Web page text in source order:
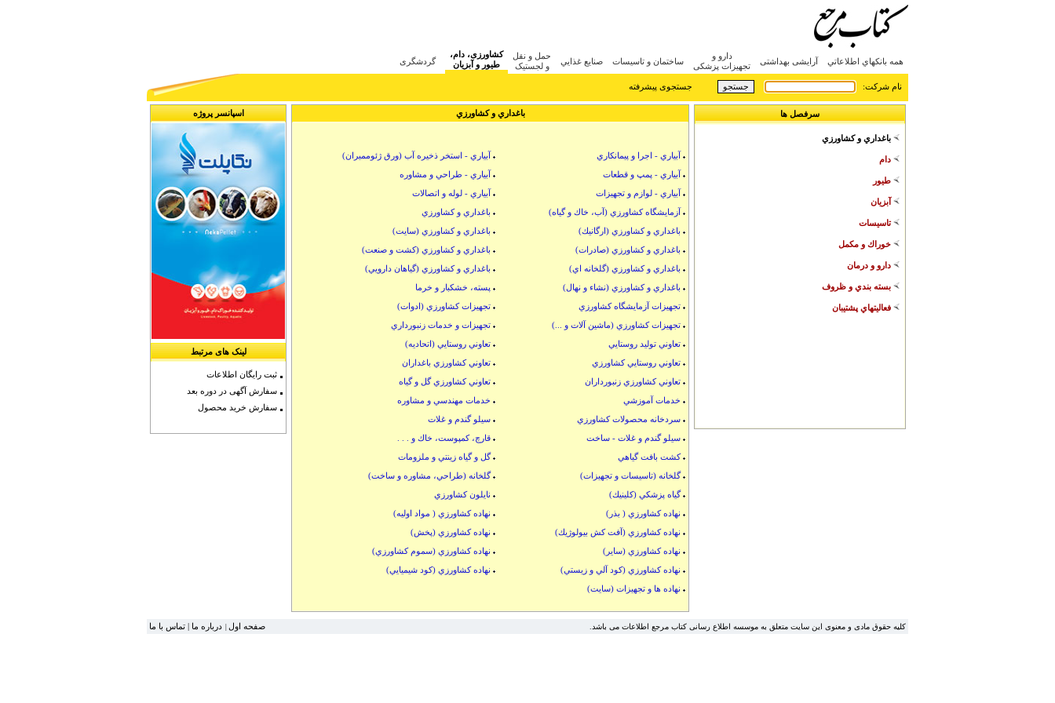
hermes pas cher louis vuitton backpack replica
همه بانکهاي اطلاعاتي آرایشی بهداشتی
دارو و
تجهیزات پزشکی
ساختمان و تاسيسات صنايع غذايي
حمل و نقل
و لجستیک
کشاورزی، دام،
طیور و آبزیان
گردشگری
جستجوی پیشرفته :نام شرکت
اسپانسر پروژه
لینک های مرتبط
ثبت رایگان اطلاعات
سفارش آگهی در دوره بعد
سفارش خرید محصول
باغداري و كشاورزي
آبياري - اجرا و پيمانكاري آبياري - استخر ذخيره آب (ورق ژئوممبران)
آبياري - پمپ و قطعات آبياري - طراحي و مشاوره
آبياري - لوازم و تجهيزات آبياري - لوله و اتصالات
آزمايشگاه كشاورزي (آب، خاك و گياه) باغداري و كشاورزي
باغداري و كشاورزي (ارگانيك) باغداري و كشاورزي (سايت)
باغداري و كشاورزي (صادرات) باغداري و كشاورزي (كشت و صنعت)
باغداري و كشاورزي (گلخانه اي) باغداري و كشاورزي (گياهان دارويي)
باغداري و كشاورزي (نشاء و نهال) پسته، خشكبار و خرما
تجهيزات آزمايشگاه كشاورزي تجهيزات كشاورزي (ادوات)
تجهيزات كشاورزي (ماشين آلات و ...) تجهيزات و خدمات زنبورداري
تعاوني توليد روستايي تعاوني روستايي (اتحاديه)
تعاوني روستايي كشاورزي تعاوني كشاورزي باغداران
تعاوني كشاورزي زنبورداران تعاوني كشاورزي گل و گياه
خدمات آموزشي خدمات مهندسي و مشاوره
سردخانه محصولات كشاورزي سيلو گندم و غلات
سيلو گندم و غلات - ساخت قارچ، كمپوست، خاك و . . .
كشت بافت گياهي گل و گياه زينتي و ملزومات
گلخانه (تاسيسات و تجهيزات) گلخانه (طراحي، مشاوره و ساخت)
گياه پزشكي (كلينيك) نايلون كشاورزي
نهاده كشاورزي ( بذر) نهاده كشاورزي ( مواد اوليه)
نهاده كشاورزي (آفت كش بيولوژيك) نهاده كشاورزي (پخش)
نهاده كشاورزي (ساير) نهاده كشاورزي (سموم كشاورزي)
نهاده كشاورزي (كود آلي و زيستي) نهاده كشاورزي (كود شيميايي)
نهاده ها و تجهيزات (سايت)
سرفصل ها
باغداري و كشاورزي
دام
طيور
آبزيان
تاسيسات
خوراك و مكمل
دارو و درمان
بسته بندي و ظروف
فعاليتهاي پشتيبان
صفحه اول درباره ما تماس با ما .کلیه حقوق مادی و معنوی این سایت متعلق به موسسه اطلاع رسانی کتاب مرجع اطلاعات می باشد